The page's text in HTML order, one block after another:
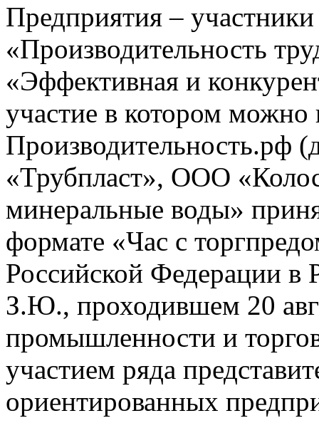
Предприятия –
«Производительность
«Эффективная и
участие в котором можно
Производительность.рф
«Трубпласт», ООО
минеральные воды»
формате «Час с
Российской Федерации в
З.Ю., проходившем 20
промышленности и
участием ряда
ориентированных